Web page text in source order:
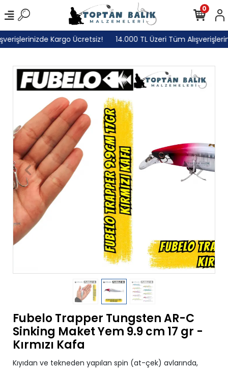
Kargo Ücretsiz! 14.000 TL Üzeri Tüm
0
Fubelo Trapper Tungsten AR-C
Sinking Maket Yem 9.9 cm 17 gr -
Kırmızı Kafa
Kıyıdan ve tekneden yapılan spin (at-çek) avlarında,